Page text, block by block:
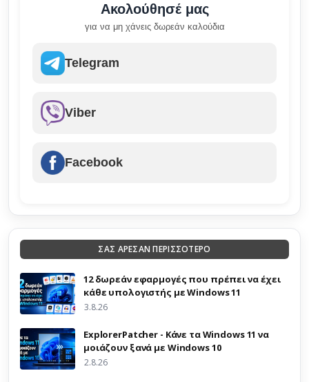
Ακολούθησέ μας
για να μη χάνεις δωρεάν καλούδια
Telegram
Viber
Facebook
ΣΑΣ ΑΡΕΣΑΝ ΠΕΡΙΣΣΟΤΕΡΟ
12 δωρεάν εφαρμογές που πρέπει να έχει
κάθε υπολογιστής με Windows 11
3.8.26
ExplorerPatcher - Κάνε τα Windows 11 να
μοιάζουν ξανά με Windows 10
2.8.26